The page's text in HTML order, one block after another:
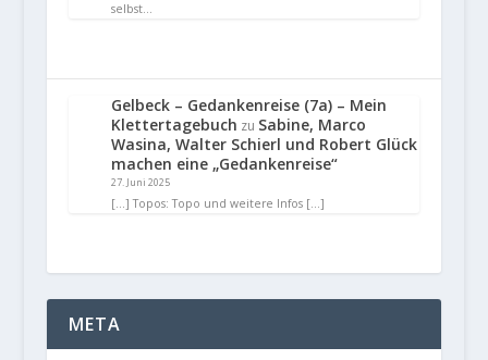
selbst…
Gelbeck – Gedankenreise (7a) – Mein
Klettertagebuch zu Sabine, Marco
Wasina, Walter Schierl und Robert Glück
machen eine „Gedankenreise“
27. Juni 2025
[…] Topos: Topo und weitere Infos […]
META